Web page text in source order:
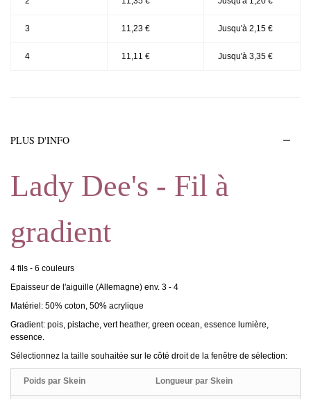
3 11,23 € Jusqu'à 2,15 €
4 11,11 € Jusqu'à 3,35 €
PLUS D'INFO
Lady Dee's - Fil à
gradient
4 fils - 6 couleurs
Epaisseur de l'aiguille (Allemagne) env. 3 - 4
Matériel: 50% coton, 50% acrylique
Gradient: pois, pistache, vert heather, green ocean, essence lumière,
essence.
Sélectionnez la taille souhaitée sur le côté droit de la fenêtre de sélection:
Poids par Skein Longueur par Skein